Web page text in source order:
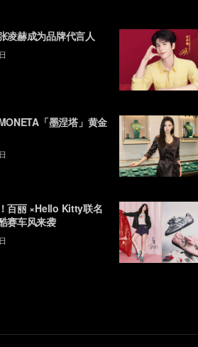
凌赫成为品牌代言人
「墨涅塔」黄金
百丽 ×Hello Kitty联名
赛车风来袭